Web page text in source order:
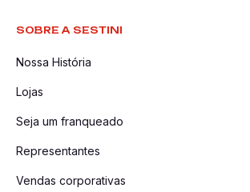
SOBRE A SESTINI
Nossa História
Lojas
Seja um franqueado
Representantes
Vendas corporativas